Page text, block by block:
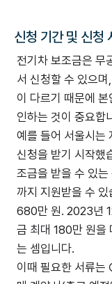
신청 기간 및 신청
전기차 보조금은 무
서 신청할 수 있으
이 다르기 때문에
인하는 것이 중요합
예를 들어 서울시는
신청을 받기 시작했
조금을 받을 수 있
까지 지원받을 수
680만 원. 2023년
금 최대 180만 원을
는 셈입니다.
이때 필요한 서류